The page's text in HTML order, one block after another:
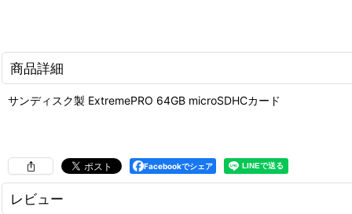
商品詳細
サンディスク製 ExtremePRO 64GB microSDHCカード
Facebookでシェア
レビュー